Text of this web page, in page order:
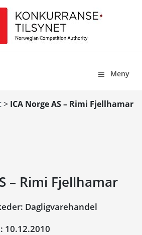
Meny
> ICA Norge AS – Rimi Fjellhamar
– Rimi Fjellhamar
Dagligvarehandel
10.12.2010